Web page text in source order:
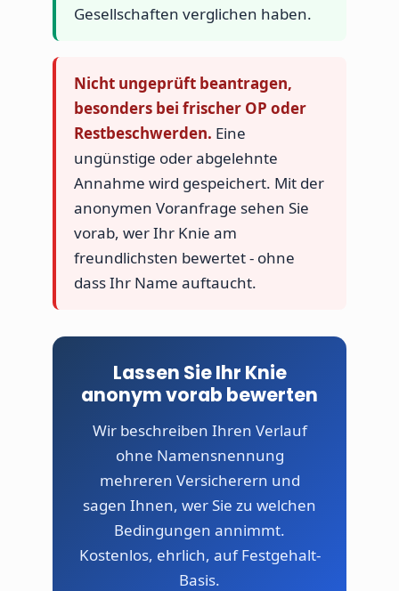
Gesellschaften verglichen haben.
Nicht ungeprüft beantragen,
besonders bei frischer OP oder
Restbeschwerden. Eine
ungünstige oder abgelehnte
Annahme wird gespeichert. Mit der
anonymen Voranfrage sehen Sie
vorab, wer Ihr Knie am
freundlichsten bewertet - ohne
dass Ihr Name auftaucht.
Lassen Sie Ihr Knie
anonym vorab bewerten
Wir beschreiben Ihren Verlauf
ohne Namensnennung
mehreren Versicherern und
sagen Ihnen, wer Sie zu welchen
Bedingungen annimmt.
Kostenlos, ehrlich, auf Festgehalt-
Basis.